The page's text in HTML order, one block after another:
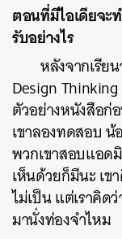
ตอนที่มีไอเดียจ
รับอย่างไร
หลังจากเรีย
Design Thinking
ตัวอย่างหนังสือก่
เขาลองทดสอบ
พวกเขาสอบแอด
เห็นด้วยก็มีนะ เข
ไม่เป็น แต่เราคิด
มานั่งท่องจำไหม